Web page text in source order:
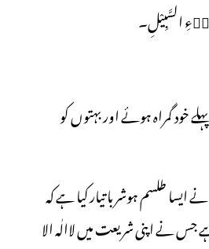
السَّبِيْلِ۔
خود گمراہ ہوئے اور بہتوں کو
طلسم ہوشربا تیار کیا ہے کہ
جس نے اپنی شریعت میں لاالٰہ الا